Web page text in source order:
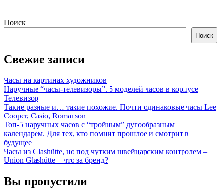
Поиск
Поиск
Свежие записи
Часы на картинах художников
Наручные “часы-телевизоры”. 5 моделей часов в корпусе
Телевизор
Такие разные и… такие похожие. Почти одинаковые часы Lee
Cooper, Casio, Romanson
Топ-5 наручных часов с “тройным” дугообразным
календарем. Для тех, кто помнит прошлое и смотрит в
будущее
Часы из Glashütte, но под чутким швейцарским контролем –
Union Glashütte – что за бренд?
Вы пропустили